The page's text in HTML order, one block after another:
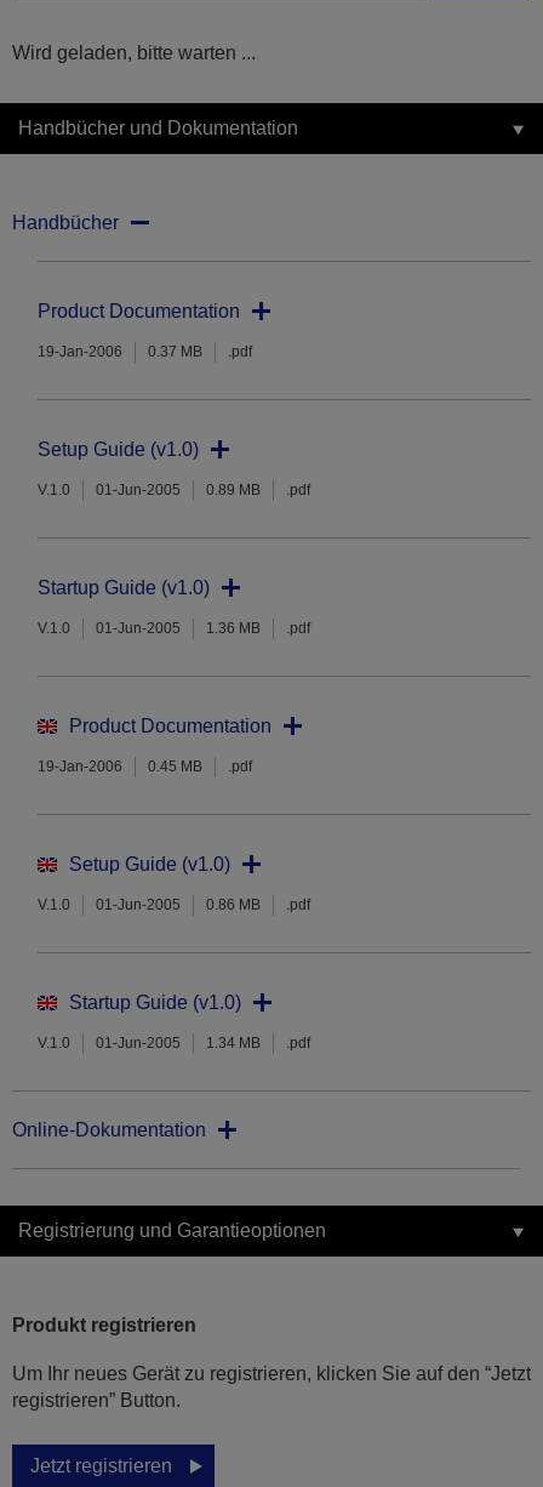
Wird geladen, bitte warten ...
Handbücher und Dokumentation
Handbücher
Product Documentation
19-Jan-2006 0.37 MB .pdf
Setup Guide (v1.0)
V.1.0 01-Jun-2005 0.89 MB .pdf
Startup Guide (v1.0)
V.1.0 01-Jun-2005 1.36 MB .pdf
Product Documentation
19-Jan-2006 0.45 MB .pdf
Setup Guide (v1.0)
V.1.0 01-Jun-2005 0.86 MB .pdf
Startup Guide (v1.0)
V.1.0 01-Jun-2005 1.34 MB .pdf
Online-Dokumentation
Registrierung und Garantieoptionen
Produkt registrieren
Um Ihr neues Gerät zu registrieren, klicken Sie auf den “Jetzt
registrieren” Button.
Jetzt registrieren